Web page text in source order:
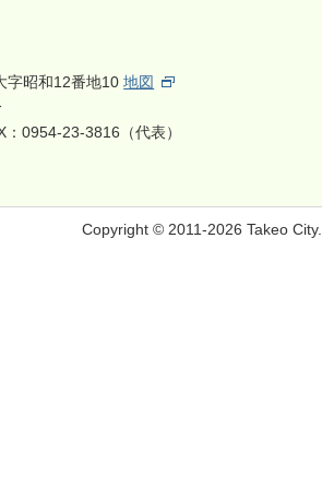
字昭和12番地10地図
0954-23-3816（代表）
Copyright © 2011-2026 Takeo City.